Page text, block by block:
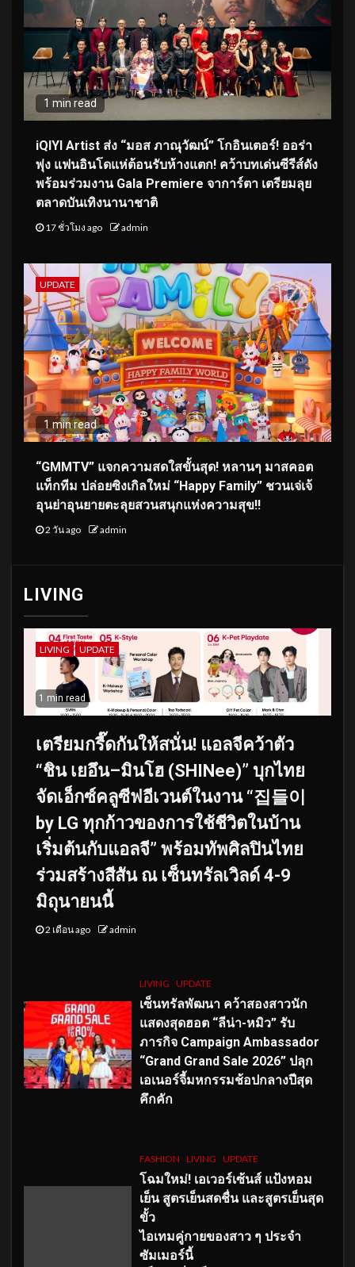
1 min read
iQIYI Artist ส่ง “มอส ภาณุวัฒน์” โกอินเตอร์! ออร่า
พุ่ง แฟนอินโดแห่ต้อนรับห้างแตก! คว้าบทเด่นซีรีส์ดัง
พร้อมร่วมงาน Gala Premiere จาการ์ตา เตรียมลุย
ตลาดบันเทิงนานาชาติ
17 ชั่วโมง ago admin
UPDATE
1 min read
“GMMTV” แจกความสดใสขั้นสุด! หลานๆ มาสคอต
แท็กทีม ปล่อยซิงเกิลใหม่ “Happy Family” ชวนเจ่เจ้
อุนย่าอุนยายตะลุยสวนสนุกแห่งความสุข!!
2 วัน ago admin
LIVING
LIVING UPDATE
1 min read
เตรียมกรี๊ดกันให้สนั่น! แอลจีคว้าตัว
“ชิน เยอึน–มินโฮ (SHINee)” บุกไทย
จัดเอ็กซ์คลูซีฟอีเวนต์ในงาน “집들이
by LG ทุกก้าวของการใช้ชีวิตในบ้าน
เริ่มต้นกับแอลจี” พร้อมทัพศิลปินไทย
ร่วมสร้างสีสัน ณ เซ็นทรัลเวิลด์ 4-9
มิถุนายนนี้
2 เดือน ago admin
LIVING UPDATE
เซ็นทรัลพัฒนา คว้าสองสาวนัก
แสดงสุดฮอต “ลีน่า-หมิว” รับ
ภารกิจ Campaign Ambassador
“Grand Grand Sale 2026” ปลุก
เอเนอร์จี้มหกรรมช้อปกลางปีสุด
คึกคัก
FASHION LIVING UPDATE
โฉมใหม่! เอเวอร์เซ้นส์ แป้งหอม
เย็น สูตรเย็นสดชื่น และสูตรเย็นสุด
ขั้ว
ไอเทมคู่กายของสาว ๆ ประจำ
ซัมเมอร์นี้